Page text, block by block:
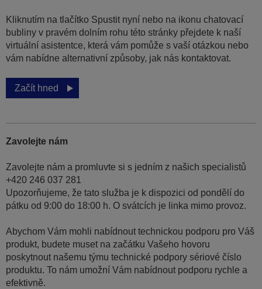
Kliknutím na tlačítko Spustit nyní nebo na ikonu chatovací
bubliny v pravém dolním rohu této stránky přejdete k naší
virtuální asistentce, která vám pomůže s vaší otázkou nebo
vám nabídne alternativní způsoby, jak nás kontaktovat.
Začít hned
Zavolejte nám
Zavolejte nám a promluvte si s jedním z našich specialistů
+420 246 037 281
Upozorňujeme, že tato služba je k dispozici od pondělí do
pátku od 9:00 do 18:00 h. O svátcích je linka mimo provoz.
Abychom Vám mohli nabídnout technickou podporu pro Váš
produkt, budete muset na začátku Vašeho hovoru
poskytnout našemu týmu technické podpory sériové číslo
produktu. To nám umožní Vám nabídnout podporu rychle a
efektivně.